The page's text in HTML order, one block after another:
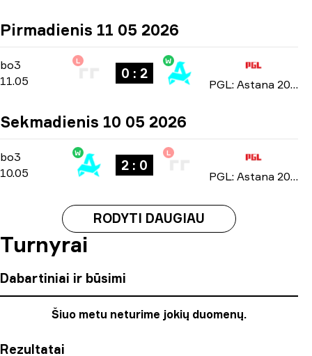
Pirmadienis 11 05 2026
bo3 Group Stage
bo3
11.05
L
0 : 2
W
PGL: Astana 2026
Sekmadienis 10 05 2026
bo3 Group Stage-
bo3
10.05
W
2 : 0
L
PGL: Astana 2026
RODYTI DAUGIAU
Turnyrai
Dabartiniai ir būsimi
Šiuo metu neturime jokių duomenų.
Rezultatai